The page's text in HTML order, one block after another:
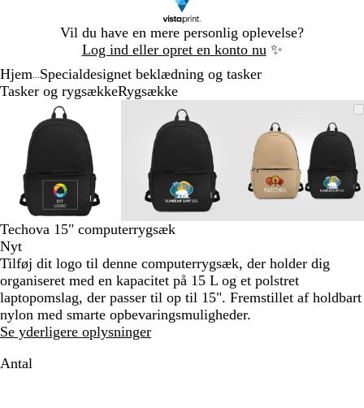
Vil du have en mere personlig oplevelse?
Log ind eller opret en konto nu ✨
1
Hjem Specialdesignet beklædning og tasker
Tasker og rygsækkeRygsække
Zoombart
billede
Zoomet
til
minimum
Klik
for
udvide
Brug
tasterne
minus
til
at
zoome
piletasterne
til
at
panorere
Zoombart
billede
Zoomet
til
minimum
Klik
for
udvide
Brug
tasterne
minus
til
at
piletasterne
til
at
panorere
Zoombart
billede
minimum
at
udvide
tasterne
plus
og
minus
til
at
Techova 15" computerrygsæk
Nyt
Tilføj dit logo til denne computerrygsæk, der holder dig
organiseret med en kapacitet på 15 L og et polstret
laptopomslag, der passer til op til 15". Fremstillet af holdbart
nylon med smarte opbevaringsmuligheder.
Se yderligere oplysninger
Antal